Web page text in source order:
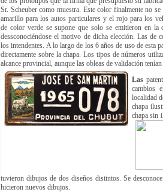
Sr. Scheuber como muestra. Este color finalmente no
amarillo para los autos particulares y el rojo para los
de color verde se supone que solo se emitieron en la
dessconociéndose el motivo de dicha elección. Las de
los intendentes. A lo largo de los 6 años de uso de esta
directamente sobre la chapa. Los tipos de números
alcance provincial, aunque las obleas de validación
Las
cambios
localidad
chapa
chapa sin
tuvieron dibujos de dos diseños distintos. Se
hicieron nuevos dibujos.